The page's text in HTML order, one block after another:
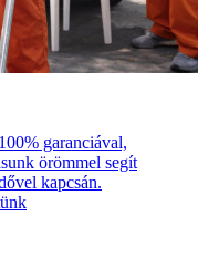
garanciával,
örömmel segít
kapcsán.